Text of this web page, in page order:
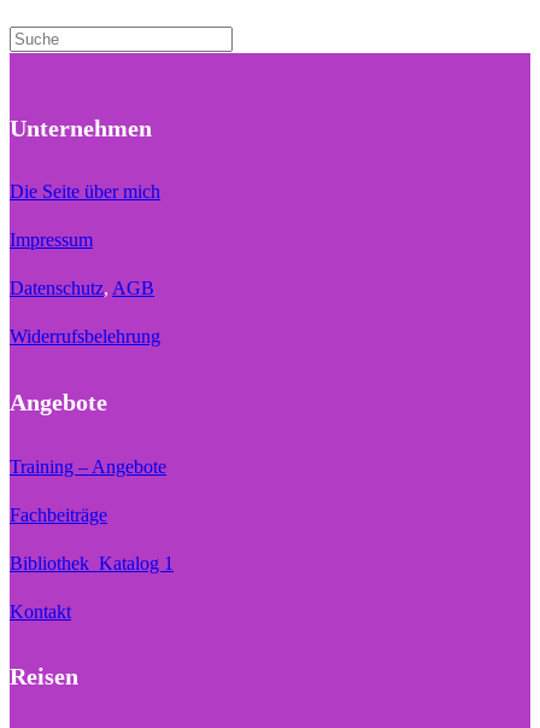
Unternehmen
Die Seite über mich
Impressum
Datenschutz, AGB
Widerrufsbelehrung
Angebote
Training – Angebote
Fachbeiträge
Bibliothek_Katalog 1
Kontakt
Reisen